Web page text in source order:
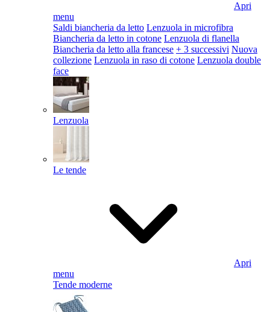
Apri
menu
Saldi biancheria da letto Lenzuola in microfibra
Biancheria da letto in cotone Lenzuola di flanella
Biancheria da letto alla francese + 3 successivi Nuova
collezione Lenzuola in raso di cotone Lenzuola double
face
Lenzuola
Le tende
Apri
menu
Tende moderne